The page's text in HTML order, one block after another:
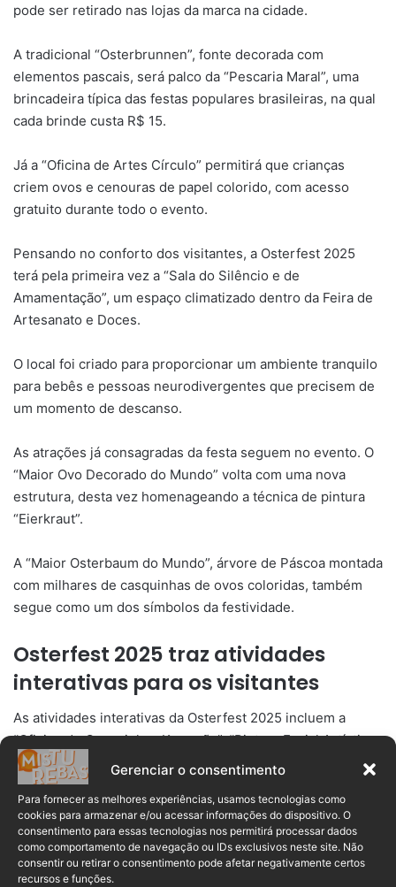
Gerenciar o consentimento
Para fornecer as melhores experiências, usamos tecnologias como
cookies para armazenar e/ou acessar informações do dispositivo. O
consentimento para essas tecnologias nos permitirá processar dados
como comportamento de navegação ou IDs exclusivos neste site. Não
consentir ou retirar o consentimento pode afetar negativamente certos
recursos e funções.
pode ser retirado nas lojas da marca na cidade.
A tradicional “Osterbrunnen”, fonte decorada com
elementos pascais, será palco da “Pescaria Maral”, uma
brincadeira típica das festas populares brasileiras, na qual
cada brinde custa R$ 15.
Já a “Oficina de Artes Círculo” permitirá que crianças
criem ovos e cenouras de papel colorido, com acesso
gratuito durante todo o evento.
Pensando no conforto dos visitantes, a Osterfest 2025
terá pela primeira vez a “Sala do Silêncio e de
Amamentação”, um espaço climatizado dentro da Feira de
Artesanato e Doces.
O local foi criado para proporcionar um ambiente tranquilo
para bebês e pessoas neurodivergentes que precisem de
um momento de descanso.
As atrações já consagradas da festa seguem no evento. O
“Maior Ovo Decorado do Mundo” volta com uma nova
estrutura, desta vez homenageando a técnica de pintura
“Eierkraut”.
A “Maior Osterbaum do Mundo”, árvore de Páscoa montada
com milhares de casquinhas de ovos coloridas, também
segue como um dos símbolos da festividade.
Osterfest 2025 traz atividades
interativas para os visitantes
As atividades interativas da Osterfest 2025 incluem a
“Oficina de Casquinhas Komprão”, “Pintura Facial Artística
Havan”, “Toca do Coelho Karsten” e a “Feira de Artesanato
e Doces”.
Para quem busca diversão, opções pagas estão
disponíveis, como pintura de bolachas (R$ 20), oficinas de
artesanato (R$ 55), passeio de pônei (R$ 15), parque de